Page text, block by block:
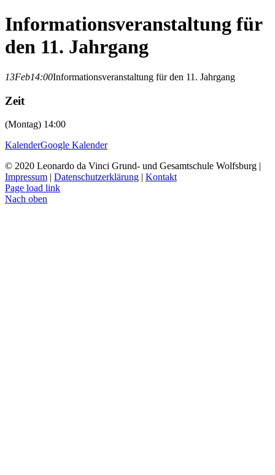
Informationsveranstaltung für
den 11. Jahrgang
13Feb14:00Informationsveranstaltung für den 11. Jahrgang
Zeit
(Montag) 14:00
KalenderGoogle Kalender
© 2020 Leonardo da Vinci Grund- und Gesamtschule Wolfsburg |
Impressum | Datenschutzerklärung | Kontakt
Page load link
Nach oben